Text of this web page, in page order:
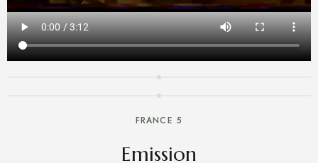
FRANCE 5
Emission